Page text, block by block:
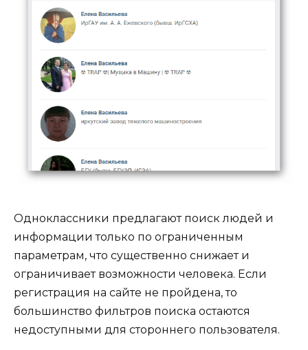
Одноклассники предлагают поиск людей и
информации только по ограниченным
параметрам, что существенно снижает и
ограничивает возможности человека. Если
регистрация на сайте не пройдена, то
большинство фильтров поиска остаются
недоступными для стороннего пользователя.